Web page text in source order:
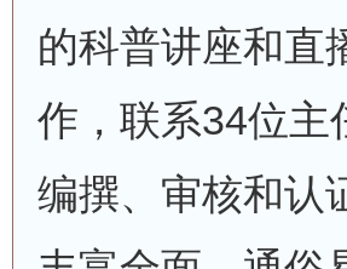
的科普讲座和直
作，联系34位主
编撰、审核和认